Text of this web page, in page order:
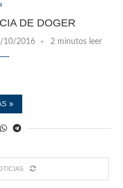
DE DOGER
10/2016 2 minutos leer